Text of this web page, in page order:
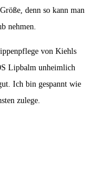
denn so kann man
nehmen.
von Kiehls
Lipbalm unheimlich
Ich bin gespannt wie
zulege.